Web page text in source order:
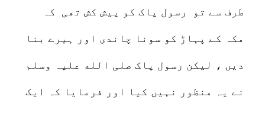
طرف سے تو رسول پاک کو پیش کش تھی کہ
مکہ کے پہاڑ کو سونا چاندی اور ہیرے بنا
دیں ، لیکن رسول پاک صلی الله علیہ وسلم
نے یہ منظور نہیں کیا اور فرمایا کہ ایک